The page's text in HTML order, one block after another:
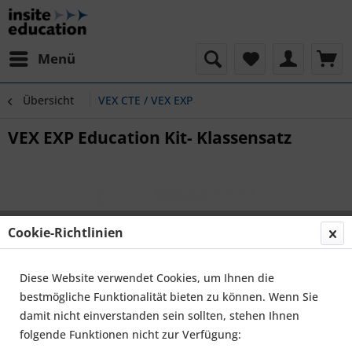
Menü
Übersicht VEX CTE / VEX EXP
VEX EXP Education Kit- Klassensatz
Cookie-Richtlinien
Diese Website verwendet Cookies, um Ihnen die
bestmögliche Funktionalität bieten zu können. Wenn Sie
damit nicht einverstanden sein sollten, stehen Ihnen
folgende Funktionen nicht zur Verfügung: